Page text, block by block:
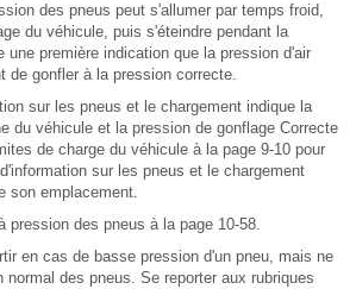
des pneus peut s'allumer par temps froid,
du véhicule, puis s'éteindre pendant la
une première indication que la pression d'air
de gonfler à la pression correcte.
sur les pneus et le chargement indique la
du véhicule et la pression de gonflage Correcte
de charge du véhicule à la page 9-10 pour
sur les pneus et le chargement
son emplacement.
pression des pneus à la page 10-58.
en cas de basse pression d'un pneu, mais ne
normal des pneus. Se reporter aux rubriques